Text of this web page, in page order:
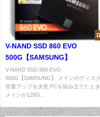
V-NAND SSD 860 EVO
500G【SAMSUNG】
V-NAND SSD 860 EVO
500G【SAMSUNG】 メインのディス
容量アップを決意 PCを組み立てたと
メインが128G...